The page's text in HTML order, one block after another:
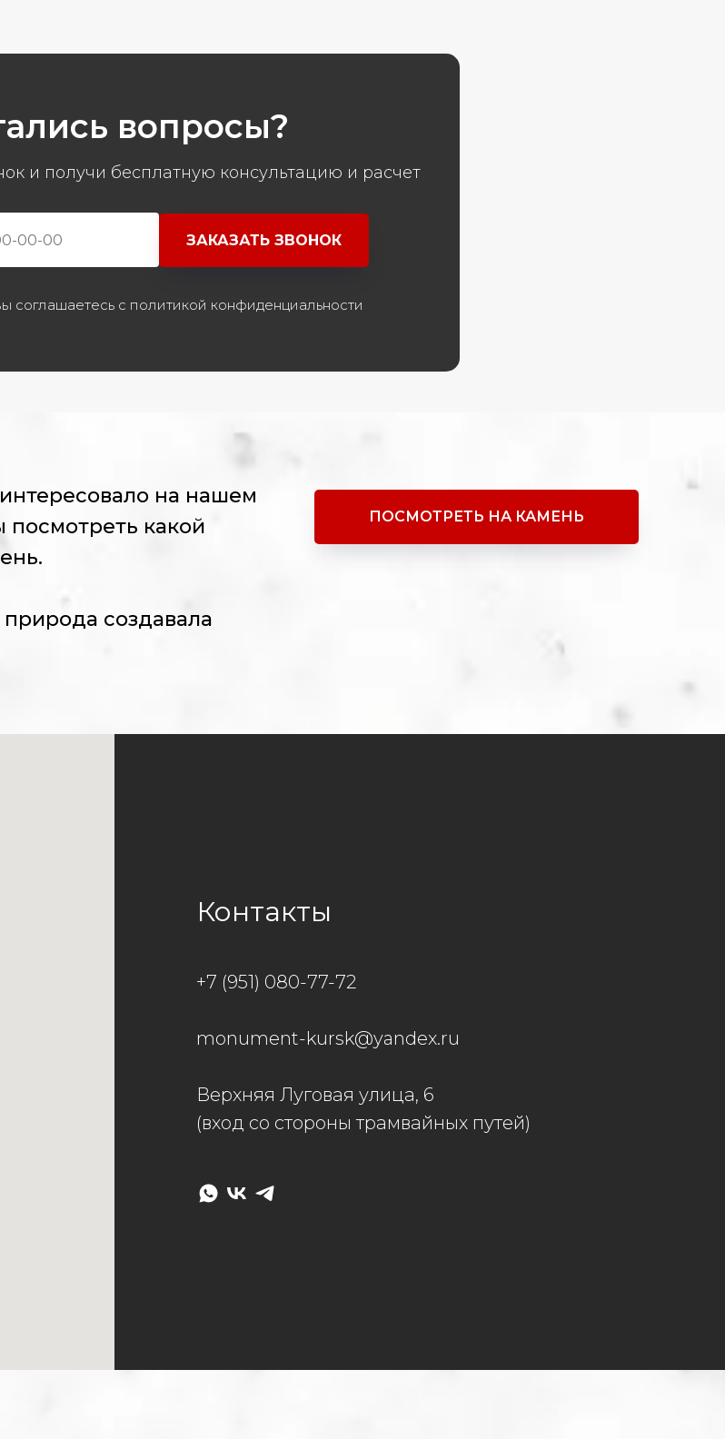
вопросы?
и получи бесплатную консультацию и расчет
ЗАКАЗАТЬ ЗВОНОК
соглашаетесь с политикой конфиденциальности
на нашем
посмотреть какой
создавала
ПОСМОТРЕТЬ НА КАМЕНЬ
Контакты
+7 (951) 080-77-72
monument-kursk@yandex.ru
Верхняя Луговая улица, 6
(вход со стороны трамвайных путей)